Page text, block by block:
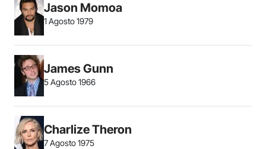
Jason Momoa
1 Agosto 1979
James Gunn
5 Agosto 1966
Charlize Theron
7 Agosto 1975